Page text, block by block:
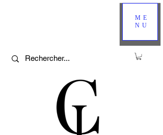
ME
NU